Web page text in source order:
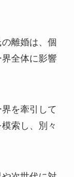
離婚は、個
全体に影響
を牽引して
索し、別々